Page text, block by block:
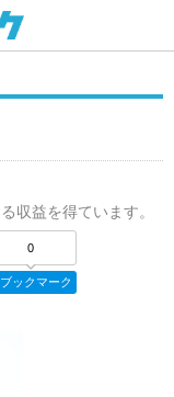
収益を得ています。
0
ブックマーク